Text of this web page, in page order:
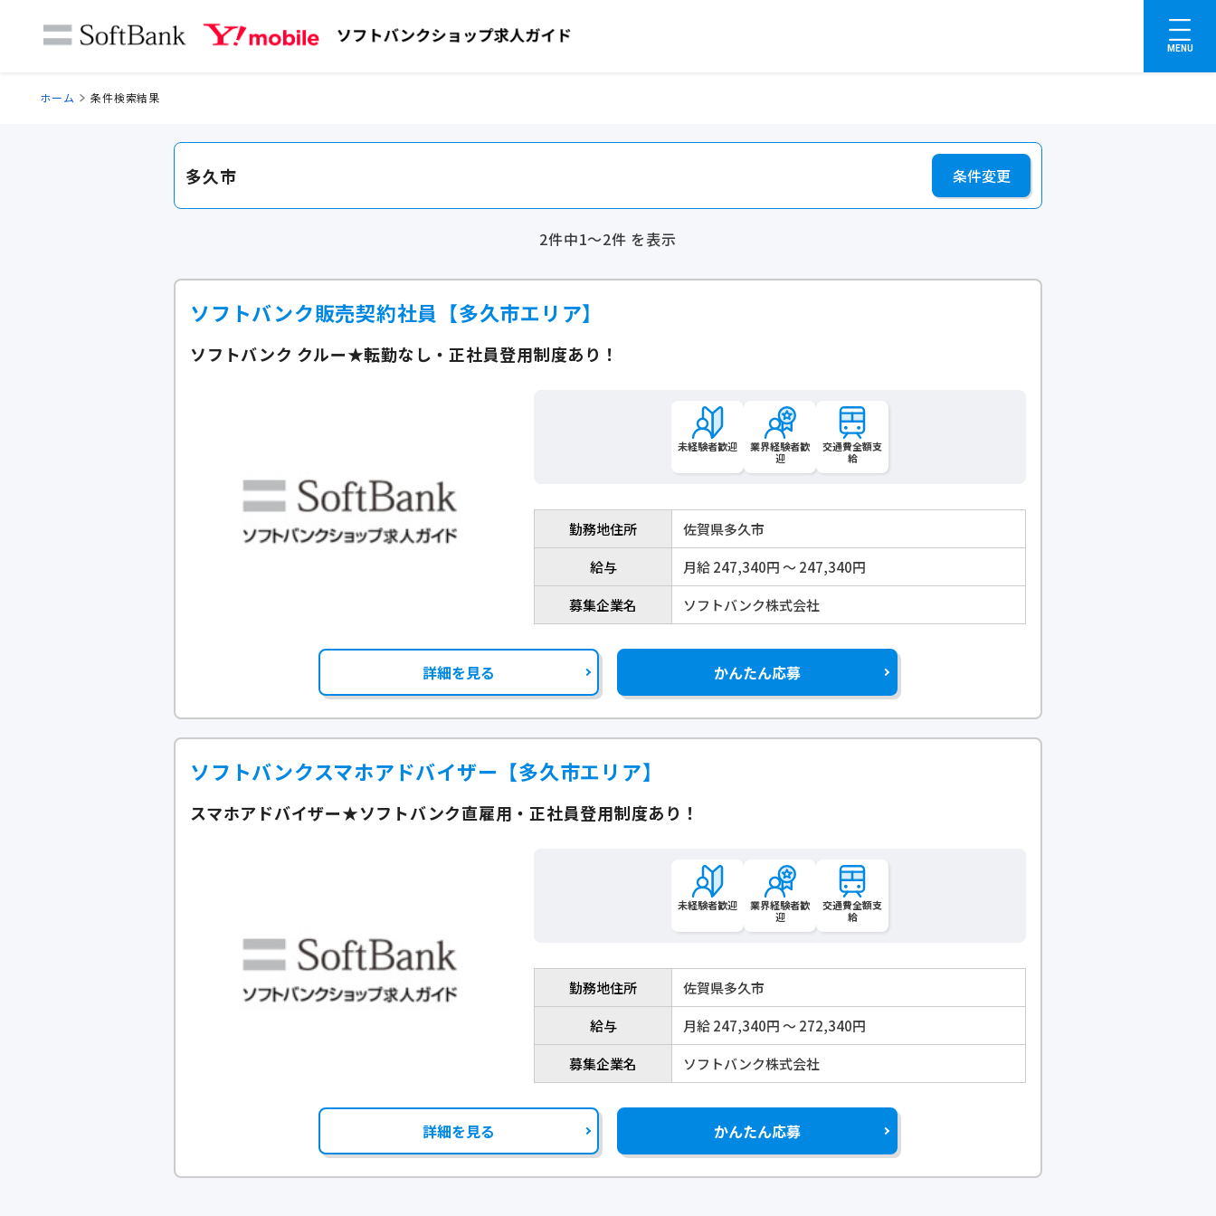
MENU
ホーム 条件検索結果
多久市 条件変更
2件中1～2件 を表示
ソフトバンク販売契約社員【多久市エリア】
ソフトバンク クルー★転勤なし・正社員登用制度あり！
未経験者歓迎
業界経験者歓
迎
交通費全額支
給
勤務地住所
佐賀県多久市
給与
月給 247,340円 〜 247,340円
募集企業名
ソフトバンク株式会社
詳細を見る かんたん応募
ソフトバンクスマホアドバイザー【多久市エリア】
スマホアドバイザー★ソフトバンク直雇用・正社員登用制度あり！
未経験者歓迎
業界経験者歓
迎
交通費全額支
給
勤務地住所
佐賀県多久市
給与
月給 247,340円 〜 272,340円
募集企業名
ソフトバンク株式会社
詳細を見る かんたん応募